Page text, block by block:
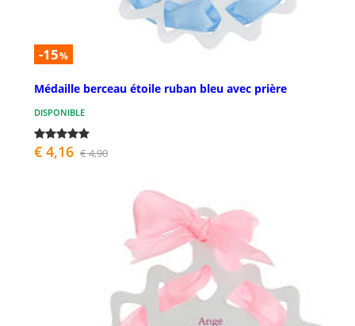
-15%
Médaille berceau étoile ruban bleu avec prière
DISPONIBLE
€ 4,16 € 4,90